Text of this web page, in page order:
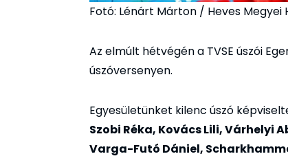
Fotó: Lénárt Márton / Heves Megyei
Az elmúlt hétvégén a TVSE úszói
úszóversenyen.
Egyesületünket kilenc úszó
Szobi Réka, Kovács Lili, Várhelyi
Varga-Futó Dániel,